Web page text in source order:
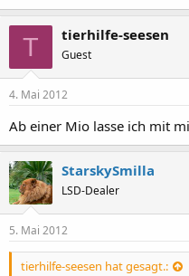
T tierhilfe-seesen
Guest
4. Mai 2012
Ab einer Mio lasse ich mit
StarskySmilla
LSD-Dealer
5. Mai 2012
tierhilfe-seesen hat gesagt.: